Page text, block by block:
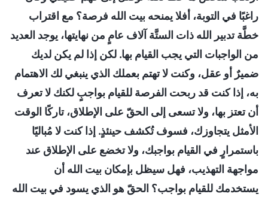
راغبًا في التوبة، أفلا يمنحه بيت الله فرصة؟ مع اقتراب
خطَّة تدبير الله ذات الستَّة آلاف عامٍ من نهايتها، يوجد العديد
من الواجبات التي يجب القيام بها. لكن إذا لم يكن لديك
ضميرٌ أو عقل، وكنت لا تهتم بعملك الذي ينبغي لك الاهتمام
به، إذا كنت قد ربحت الفرصة للقيام بواجبٍ لكنك لا تعرف
أن تعتز بها، ولا تسعى إلى الحقّ على الإطلاق، تاركًا الوقت
الأمثل يتجاوزك، فسوف تُكشف حينئذٍ. إذا كنت لا مُباليًا
باستمرارٍ في القيام بواجبك، ولا تخضع على الإطلاق عند
مواجهة التهذيب، فهل سيظل بإمكان بيت الله أن
يستخدمك للقيام بواجب؟ الحقّ هو الذي يسود في بيت الله